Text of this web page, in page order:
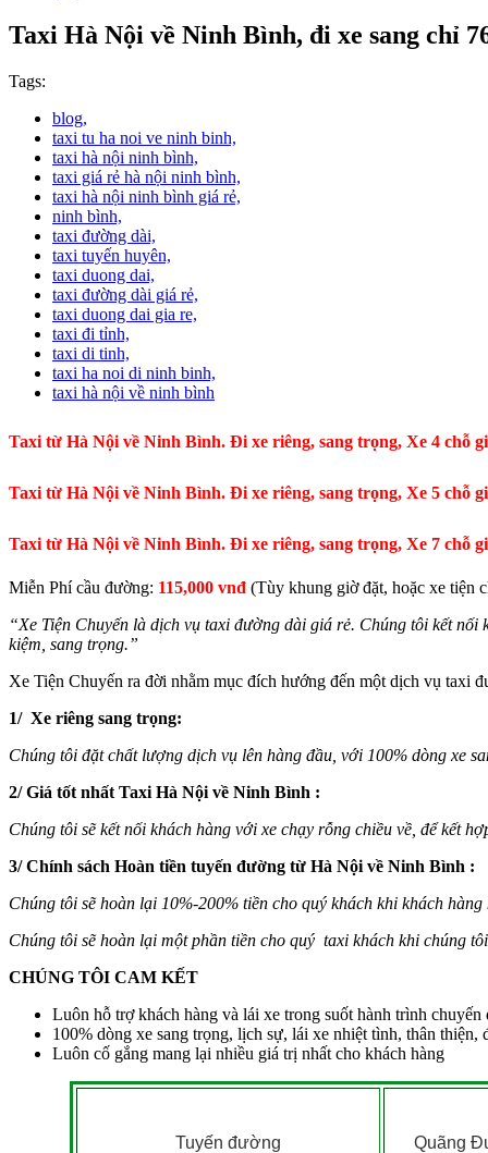
Taxi Hà Nội về Ninh Bình, đi xe sang chỉ
Tags:
blog,
taxi tu ha noi ve ninh binh,
taxi hà nội ninh bình,
taxi giá rẻ hà nội ninh bình,
taxi hà nội ninh bình giá rẻ,
ninh bình,
taxi đường dài,
taxi tuyến huyên,
taxi duong dai,
taxi đường dài giá rẻ,
taxi duong dai gia re,
taxi đi tỉnh,
taxi di tinh,
taxi ha noi di ninh binh,
taxi hà nội về ninh bình
Taxi từ Hà Nội về Ninh Bình. Đi xe riêng, sang trọng, Xe 4 chỗ
Taxi từ Hà Nội về Ninh Bình. Đi xe riêng, sang trọng, Xe 5 chỗ
Taxi từ Hà Nội về Ninh Bình. Đi xe riêng, sang trọng, Xe 7 chỗ
Miễn Phí cầu đường: 115,000 vnđ (Tùy khung giờ đặt, hoặc xe tiện
“Xe Tiện Chuyến là dịch vụ taxi đường dài giá rẻ. Chúng tôi kết
kiệm, sang trọng.”
Xe Tiện Chuyến ra đời nhằm mục đích hướng đến một dịch vụ taxi
1/ Xe riêng sang trọng:
Chúng tôi đặt chất lượng dịch vụ lên hàng đầu, với 100% dòng xe
2/ Giá tốt nhất Taxi Hà Nội về Ninh Bình :
Chúng tôi sẽ kết nối khách hàng với xe chạy rỗng chiều về, để kết
3/ Chính sách Hoàn tiền tuyến đường từ Hà Nội về Ninh Bình :
Chúng tôi sẽ hoàn lại 10%-200% tiền cho quý khách khi khách
Chúng tôi sẽ hoàn lại một phần tiền cho quý taxi khách khi chúng
CHÚNG TÔI CAM KẾT
Luôn hỗ trợ khách hàng và lái xe trong suốt hành trình chuyến
100% dòng xe sang trọng, lịch sự, lái xe nhiệt tình, thân thiện,
Luôn cố gắng mang lại nhiều giá trị nhất cho khách hàng
Tuyến đường Quãng